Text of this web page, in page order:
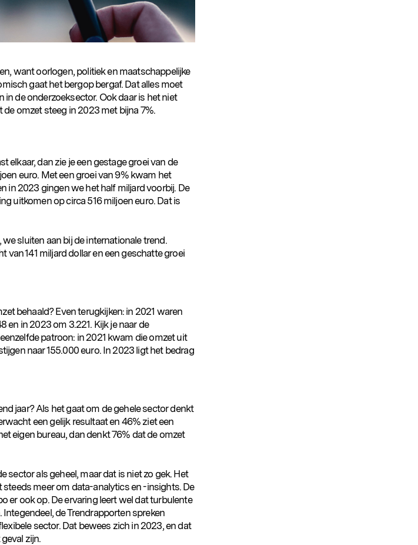
want oorlogen, politiek en maatschappelijke
gaat het bergop bergaf. Dat alles moet
de onderzoeksector. Ook daar is het niet
omzet steeg in 2023 met bijna 7%.
elkaar, dan zie je een gestage groei van de
euro. Met een groei van 9% kwam het
in 2023 gingen we het half miljard voorbij. De
uitkomen op circa 516 miljoen euro. Dat is
sluiten aan bij de internationale trend.
141 miljard dollar en een geschatte groei
behaald? Even terugkijken: in 2021 waren
en in 2023 om 3.221. Kijk je naar de
patroon: in 2021 kwam die omzet uit
naar 155.000 euro. In 2023 ligt het bedrag
jaar? Als het gaat om de gehele sector denkt
een gelijk resultaat en 46% ziet een
eigen bureau, dan denkt 76% dat de omzet
sector als geheel, maar dat is niet zo gek. Het
meer om data-analytics en -insights. De
er ook op. De ervaring leert wel dat turbulente
de Trendrapporten spreken
sector. Dat bewees zich in 2023, en dat
zijn.